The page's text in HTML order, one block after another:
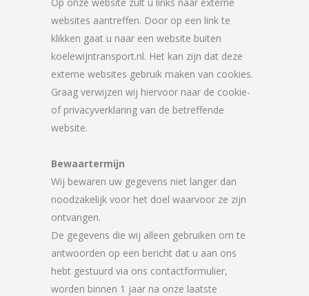
websites aantreffen. Door op een link te
klikken gaat u naar een website buiten
koelewijntransport.nl. Het kan zijn dat deze
externe websites gebruik maken van cookies.
Graag verwijzen wij hiervoor naar de cookie-
of privacyverklaring van de betreffende
website.
Bewaartermijn
Wij bewaren uw gegevens niet langer dan
noodzakelijk voor het doel waarvoor ze zijn
ontvangen.
De gegevens die wij alleen gebruiken om te
antwoorden op een bericht dat u aan ons
hebt gestuurd via ons contactformulier,
worden binnen 1 jaar na onze laatste